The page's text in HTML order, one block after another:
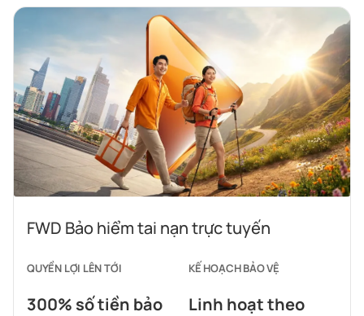
FWD Bảo hiểm tai nạn trực tuyến
QUYỀN LỢI LÊN TỚI
300% số tiền bảo
KẾ HOẠCH BẢO VỆ
Linh hoạt theo